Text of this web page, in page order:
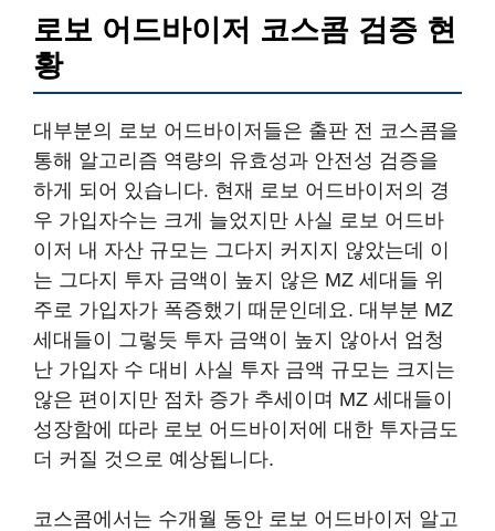
로보 어드바이저 코스콤 검증 현
황
대부분의 로보 어드바이저들은 출판 전 코스콤을
통해 알고리즘 역량의 유효성과 안전성 검증을
하게 되어 있습니다. 현재 로보 어드바이저의 경
우 가입자수는 크게 늘었지만 사실 로보 어드바
이저 내 자산 규모는 그다지 커지지 않았는데 이
는 그다지 투자 금액이 높지 않은 MZ 세대들 위
주로 가입자가 폭증했기 때문인데요. 대부분 MZ
세대들이 그렇듯 투자 금액이 높지 않아서 엄청
난 가입자 수 대비 사실 투자 금액 규모는 크지는
않은 편이지만 점차 증가 추세이며 MZ 세대들이
성장함에 따라 로보 어드바이저에 대한 투자금도
더 커질 것으로 예상됩니다.
코스콤에서는 수개월 동안 로보 어드바이저 알고